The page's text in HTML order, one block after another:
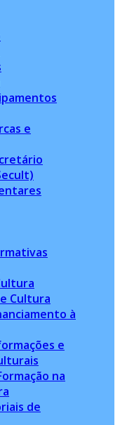
e
Cultura
à
e
na
de